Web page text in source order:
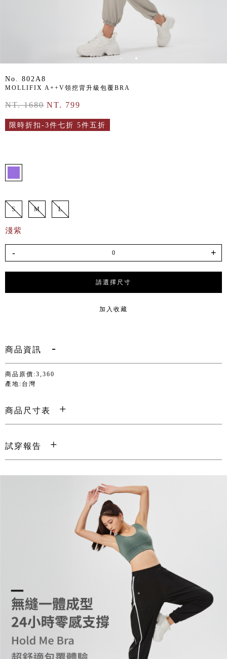
No. 802A8
MOLLIFIX A++V領挖背升級包覆BRA
NT. 1680 NT. 799
限時折扣-3件七折 5件五折
S M L
淺紫
- +
請選擇尺寸
加入收藏
商品資訊
商品原價:3,360
產地:台灣
商品尺寸表
試穿報告